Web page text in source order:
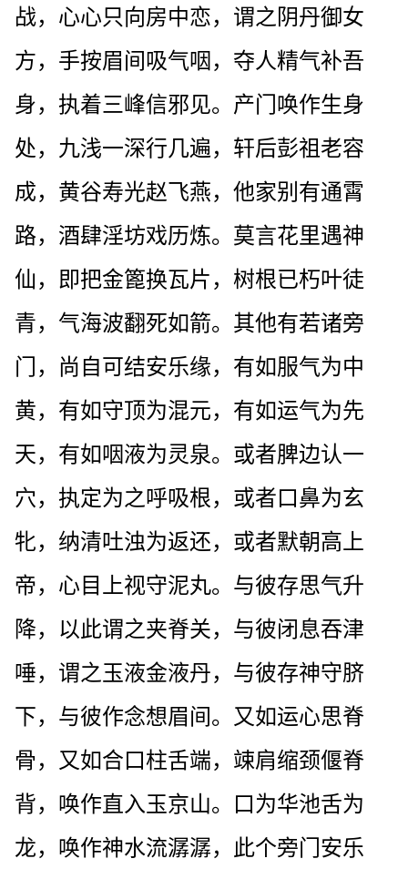
战，心心只向房中恋，谓之阴丹御女
方，手按眉间吸气咽，夺人精气补吾
身，执着三峰信邪见。产门唤作生身
处，九浅一深行几遍，轩后彭祖老容
成，黄谷寿光赵飞燕，他家别有通霄
路，酒肆淫坊戏历炼。莫言花里遇神
仙，即把金篦换瓦片，树根已朽叶徒
青，气海波翻死如箭。其他有若诸旁
门，尚自可结安乐缘，有如服气为中
黄，有如守顶为混元，有如运气为先
天，有如咽液为灵泉。或者脾边认一
穴，执定为之呼吸根，或者口鼻为玄
牝，纳清吐浊为返还，或者默朝高上
帝，心目上视守泥丸。与彼存思气升
降，以此谓之夹脊关，与彼闭息吞津
唾，谓之玉液金液丹，与彼存神守脐
下，与彼作念想眉间。又如运心思脊
骨，又如合口柱舌端，竦肩缩颈偃脊
背，唤作直入玉京山。口为华池舌为
龙，唤作神水流潺潺，此个旁门安乐